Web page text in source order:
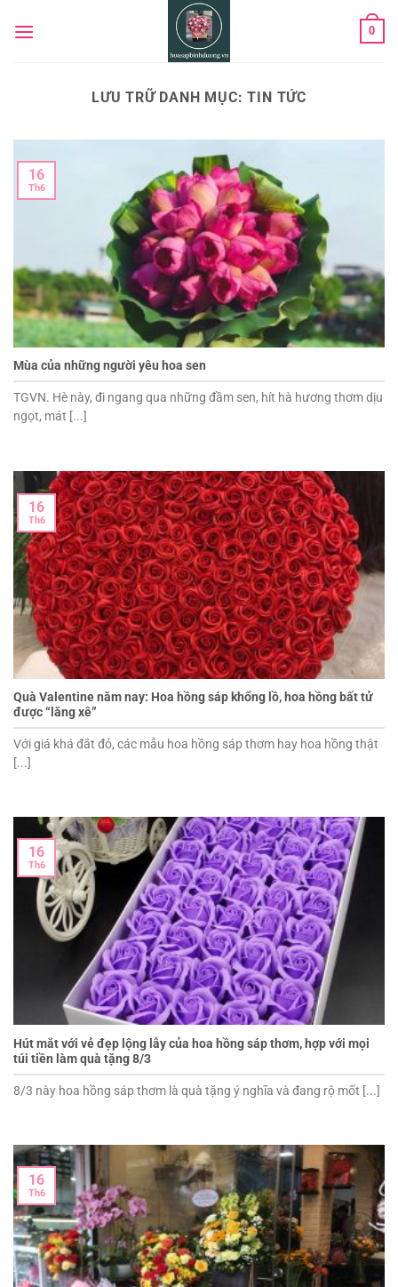
đến
0
LƯU TRỮ DANH MỤC:TIN TỨC
Mùa của những người yêu hoa sen
TGVN. Hè này, đi ngang qua những đầm sen, hít hà hương thơm dịu
ngọt, mát [...]
16
Th6
Quà Valentine năm nay: Hoa hồng sáp khổng lồ, hoa hồng bất tử
được “lăng xê”
Với giá khá đắt đỏ, các mẫu hoa hồng sáp thơm hay hoa hồng thật
[...]
16
Th6
Hút mắt với vẻ đẹp lộng lẫy của hoa hồng sáp thơm, hợp với mọi
túi tiền làm quà tặng 8/3
8/3 này hoa hồng sáp thơm là quà tặng ý nghĩa và đang rộ mốt [...]
16
Th6
16
Th6